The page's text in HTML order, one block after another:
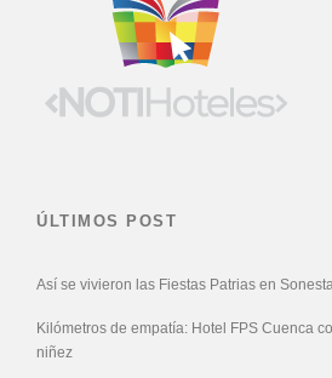
ÚLTIMOS POST
Así se vivieron las Fiestas Patrias en
Kilómetros de empatía: Hotel FPS Cuenca
niñez